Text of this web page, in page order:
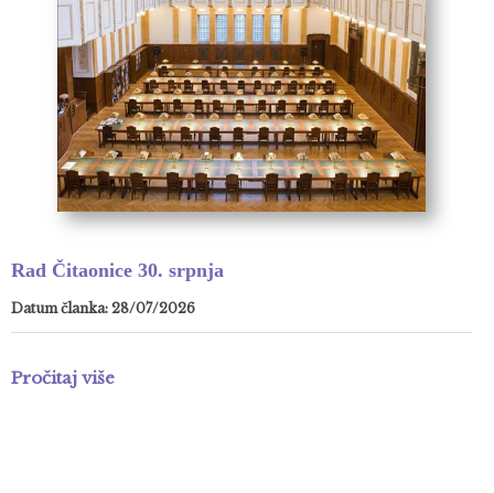
Rad Čitaonice 30. srpnja
Datum članka: 28/07/2026
Pročitaj više